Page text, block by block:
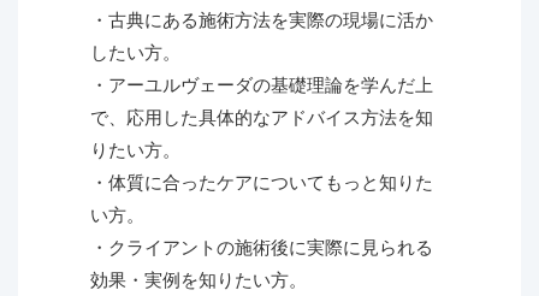
・古典にある施術方法を実際の現場に活か
したい方。
・アーユルヴェーダの基礎理論を学んだ上
で、応用した具体的なアドバイス方法を知
りたい方。
・体質に合ったケアについてもっと知りた
い方。
・クライアントの施術後に実際に見られる
効果・実例を知りたい方。